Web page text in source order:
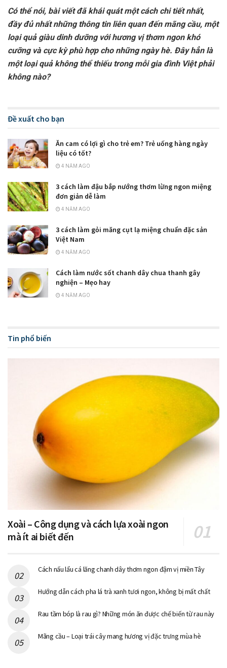
Có thể nói, bài viết đã khái quát một cách chi tiết nhất,
đầy đủ nhất những thông tin liên quan đến mãng cầu, một
loại quả giàu dinh dưỡng với hương vị thơm ngon khó
cưỡng và cực kỳ phù hợp cho những ngày hè. Đây hẳn là
một loại quả không thể thiếu trong mỗi gia đình Việt phải
không nào?
Đề xuất cho bạn
Ăn cam có lợi gì cho trẻ em? Trẻ uống hàng ngày
liệu có tốt?
4 NĂM AGO
3 cách làm đậu bắp nướng thơm lừng ngon miệng
đơn giản dễ làm
4 NĂM AGO
3 cách làm gỏi măng cụt lạ miệng chuẩn đặc sản
Việt Nam
4 NĂM AGO
Cách làm nước sốt chanh dây chua thanh gây
nghiện – Mẹo hay
4 NĂM AGO
Tin phổ biến
Xoài – Công dụng và cách lựa xoài ngon
mà ít ai biết đến
Cách nấu lẩu cá lăng chanh dây thơm ngon đậm vị miền Tây
Hướng dẫn cách pha lá trà xanh tươi ngon, không bị mất chất
Rau tầm bóp là rau gì? Những món ăn được chế biến từ rau này
Mãng cầu – Loại trái cây mang hương vị đặc trưng mùa hè